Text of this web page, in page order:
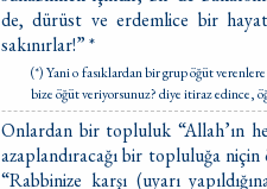
de, dürüst ve erdemlice bir
sakınırlar!” *
(*) Yani o fasıklardan bir grup öğüt
bize öğüt veriyorsunuz? diye itiraz edince,
Onlardan bir topluluk “Allah’ın
azaplandıracağı bir topluluğa
“Rabbinize karşı (uyarı